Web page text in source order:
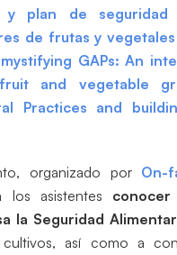
y plan de seguridad
de frutas y
GAPs: An
and vegetable
Practices and
organizado por On-
los asistentes
la Seguridad
cultivos, así como a